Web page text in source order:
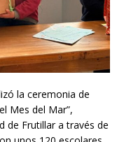
la ceremonia de
Mes del Mar”,
de Frutillar a través de